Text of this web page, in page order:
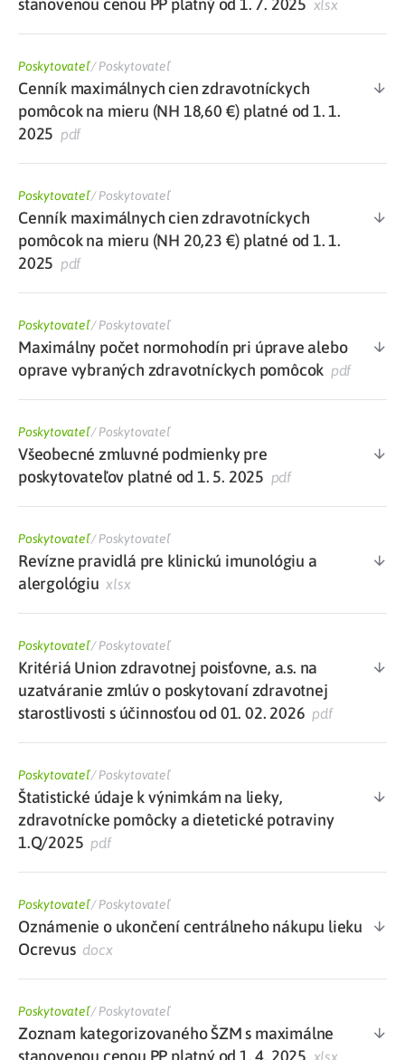
stanovenou cenou PP platný od 1. 7. 2025 xlsx
Poskytovateľ/Poskytovateľ
Cenník maximálnych cien zdravotníckych
pomôcok na mieru (NH 18,60 €) platné od 1. 1.
2025 pdf
Poskytovateľ/Poskytovateľ
Cenník maximálnych cien zdravotníckych
pomôcok na mieru (NH 20,23 €) platné od 1. 1.
2025 pdf
Poskytovateľ/Poskytovateľ
Maximálny počet normohodín pri úprave alebo
oprave vybraných zdravotníckych pomôcok pdf
Poskytovateľ/Poskytovateľ
Všeobecné zmluvné podmienky pre
poskytovateľov platné od 1. 5. 2025 pdf
Poskytovateľ/Poskytovateľ
Revízne pravidlá pre klinickú imunológiu a
alergológiu xlsx
Poskytovateľ/Poskytovateľ
Kritériá Union zdravotnej poisťovne, a.s. na
uzatváranie zmlúv o poskytovaní zdravotnej
starostlivosti s účinnosťou od 01. 02. 2026 pdf
Poskytovateľ/Poskytovateľ
Štatistické údaje k výnimkám na lieky,
zdravotnícke pomôcky a dietetické potraviny
1.Q/2025 pdf
Poskytovateľ/Poskytovateľ
Oznámenie o ukončení centrálneho nákupu lieku
Ocrevusdocx
Poskytovateľ/Poskytovateľ
Zoznam kategorizovaného ŠZM s maximálne
xlsx